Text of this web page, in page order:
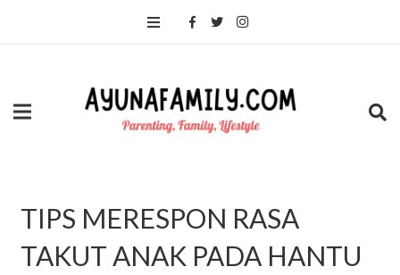
TIPS MERESPON RASA
TAKUT ANAK PADA HANTU